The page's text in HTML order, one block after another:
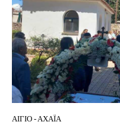
ΑΊΓΙΟ - ΑΧΑΪ́Α